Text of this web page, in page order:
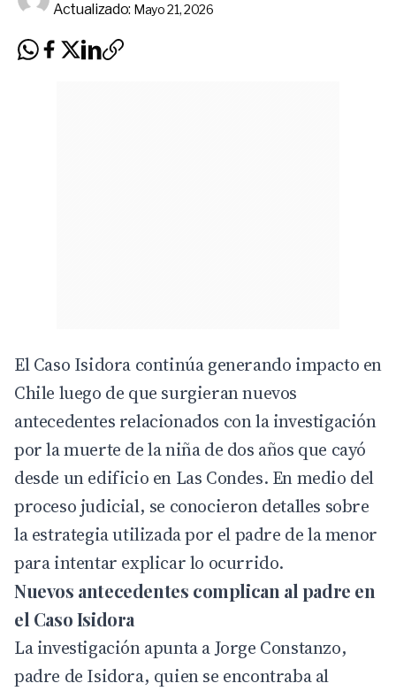
Actualizado: Mayo 21, 2026
El Caso Isidora continúa generando impacto en
Chile luego de que surgieran nuevos
antecedentes relacionados con la investigación
por la muerte de la niña de dos años que cayó
desde un edificio en Las Condes. En medio del
proceso judicial, se conocieron detalles sobre
la estrategia utilizada por el padre de la menor
para intentar explicar lo ocurrido.
Nuevos antecedentes complican al padre en
el Caso Isidora
La investigación apunta a Jorge Constanzo,
padre de Isidora, quien se encontraba al